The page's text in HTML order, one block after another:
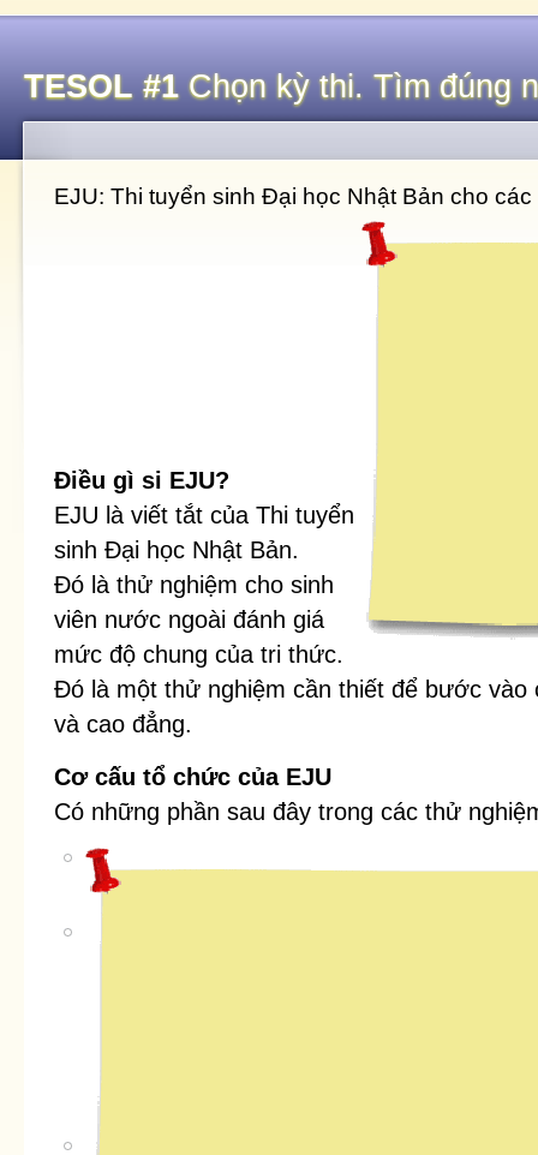
TESOL #1Chọn kỳ thi. Tìm đúng
EJU: Thi tuyển sinh Đại học Nhật Bản cho
Điều gì si EJU?
EJU là viết tắt của Thi tuyển
sinh Đại học Nhật Bản.
Đó là thử nghiệm cho sinh
viên nước ngoài đánh giá
mức độ chung của tri thức.
Đó là một thử nghiệm cần thiết để bước vào
và cao đẳng.
Cơ cấu tổ chức của EJU
Có những phần sau đây trong các thử